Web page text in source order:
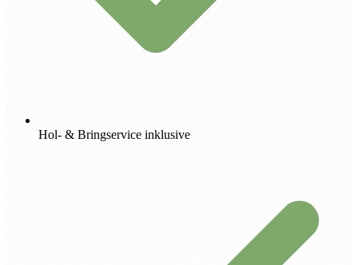
Hol- & Bringservice inklusive